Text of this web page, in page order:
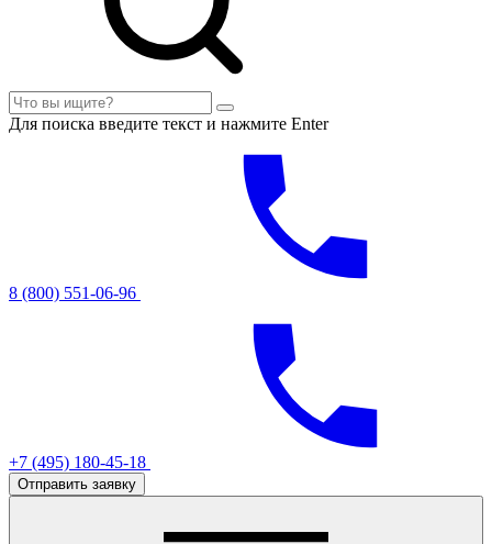
Для поиска введите текст и нажмите Enter
8 (800) 551-06-96
+7 (495) 180-45-18
Отправить заявку